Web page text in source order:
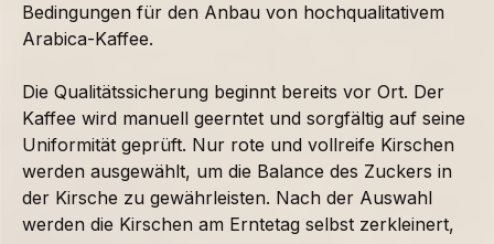
Bedingungen für den Anbau von hochqualitativem
Arabica-Kaffee.
Die Qualitätssicherung beginnt bereits vor Ort. Der
Kaffee wird manuell geerntet und sorgfältig auf seine
Uniformität geprüft. Nur rote und vollreife Kirschen
werden ausgewählt, um die Balance des Zuckers in
der Kirsche zu gewährleisten. Nach der Auswahl
werden die Kirschen am Erntetag selbst zerkleinert,